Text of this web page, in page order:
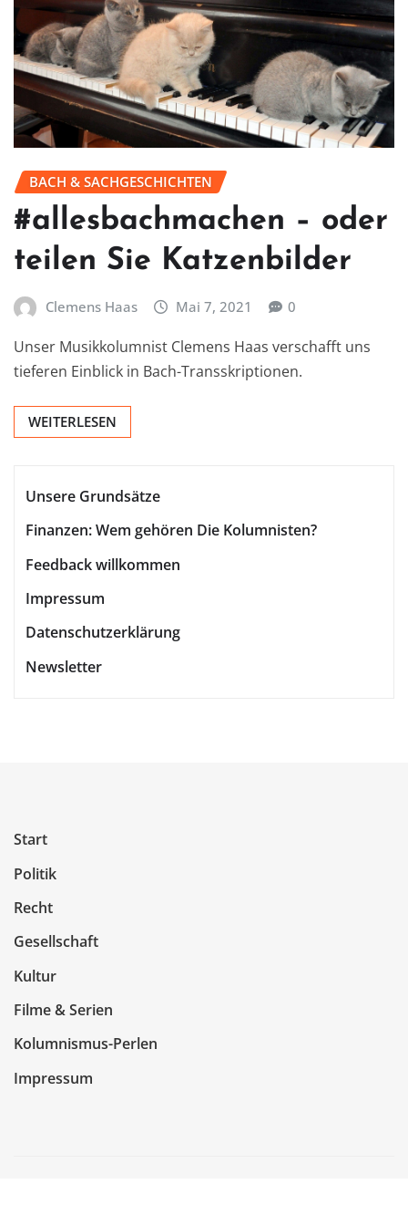
BACH & SACHGESCHICHTEN
#allesbachmachen – oder
teilen Sie Katzenbilder
Clemens Haas Mai 7, 2021 0
Unser Musikkolumnist Clemens Haas verschafft uns
tieferen Einblick in Bach-Transskriptionen.
WEITERLESEN
Unsere Grundsätze
Finanzen: Wem gehören Die Kolumnisten?
Feedback willkommen
Impressum
Datenschutzerklärung
Newsletter
Start
Politik
Recht
Gesellschaft
Kultur
Filme & Serien
Kolumnismus-Perlen
Impressum